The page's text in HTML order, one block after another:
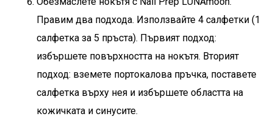
Правим два подхода. Използвайте 4 салфетки (1
салфетка за 5 пръста). Първият подход:
избършете повърхността на нокътя. Вторият
подход: вземете портокалова пръчка, поставете
салфетка върху нея и избършете областта на
кожичката и синусите.